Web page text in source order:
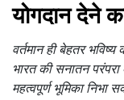
योगदान देने
वर्तमान ही बेहतर
भारत की सनातन
महत्वपूर्ण भूमिका निभा